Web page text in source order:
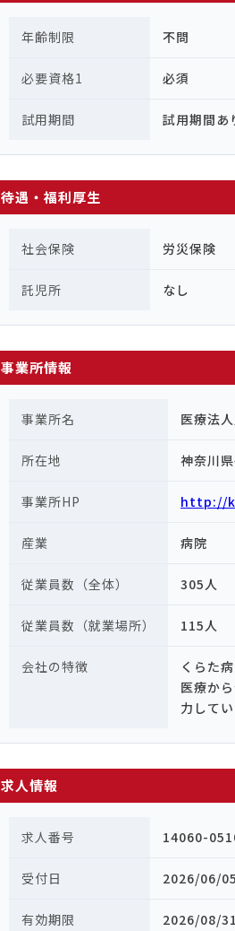
年齢制限 不問
必要資格1 必須
試用期間 試用期間あ
待遇・福利厚生
社会保険 労災保険
託児所 なし
事業所情報
事業所名 医療法
所在地 神奈川
事業所HP http://
産業 病院
従業員数（全体） 305人
従業員数（就業場所） 115人
会社の特徴
くらた
医療か
力して
求人情報
求人番号 14060-
受付日 2026/06/
有効期限 2026/08/